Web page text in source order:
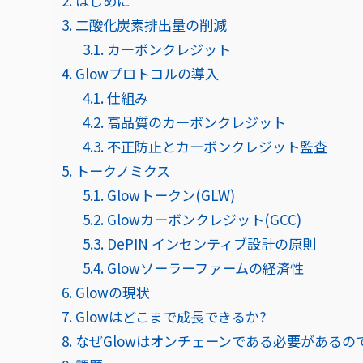
3. 二酸化炭素排出量の削減
3.1.カーボンクレジット
4. Glowプロトコルの導入
4.1.仕組み
4.2.高品質のカーボンクレジット
4.3.不正防止とカーボンクレジット監査
5. トークノミクス
5.1.Glowトークン(GLW)
5.2.Glowカーボンクレジット(GCC)
5.3.DePIN インセンティブ設計の原則
5.4.Glowソーラーファームの経済性
6. Glowの現状
7. Glowはどこまで成長できるか?
8. なぜGlowはオンチェーンである必要があるの